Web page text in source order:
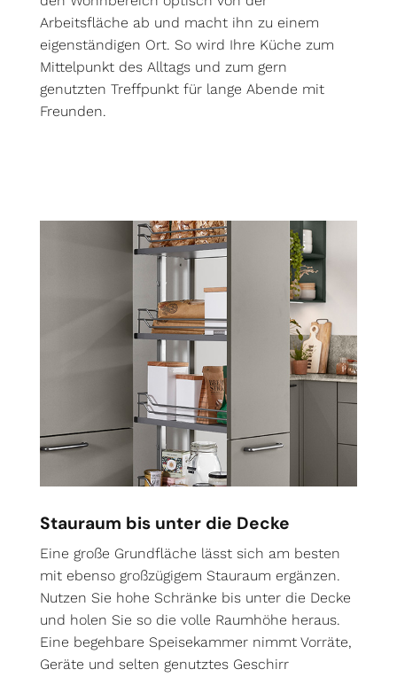
Arbeitsfläche ab und macht ihn zu einem
eigenständigen Ort. So wird Ihre Küche zum
Mittelpunkt des Alltags und zum gern
genutzten Treffpunkt für lange Abende mit
Freunden.
Stauraum bis unter die Decke
Eine große Grundfläche lässt sich am besten
mit ebenso großzügigem Stauraum ergänzen.
Nutzen Sie hohe Schränke bis unter die Decke
und holen Sie so die volle Raumhöhe heraus.
Eine begehbare Speisekammer nimmt Vorräte,
Geräte und selten genutztes Geschirr